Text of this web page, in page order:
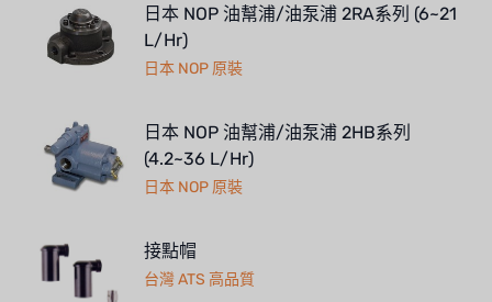
日本 NOP 油幫浦/油泵浦 2RA系列 (6~21
L/Hr)
日本 NOP 原裝
日本 NOP 油幫浦/油泵浦 2HB系列
(4.2~36 L/Hr)
日本 NOP 原裝
接點帽
台灣 ATS 高品質